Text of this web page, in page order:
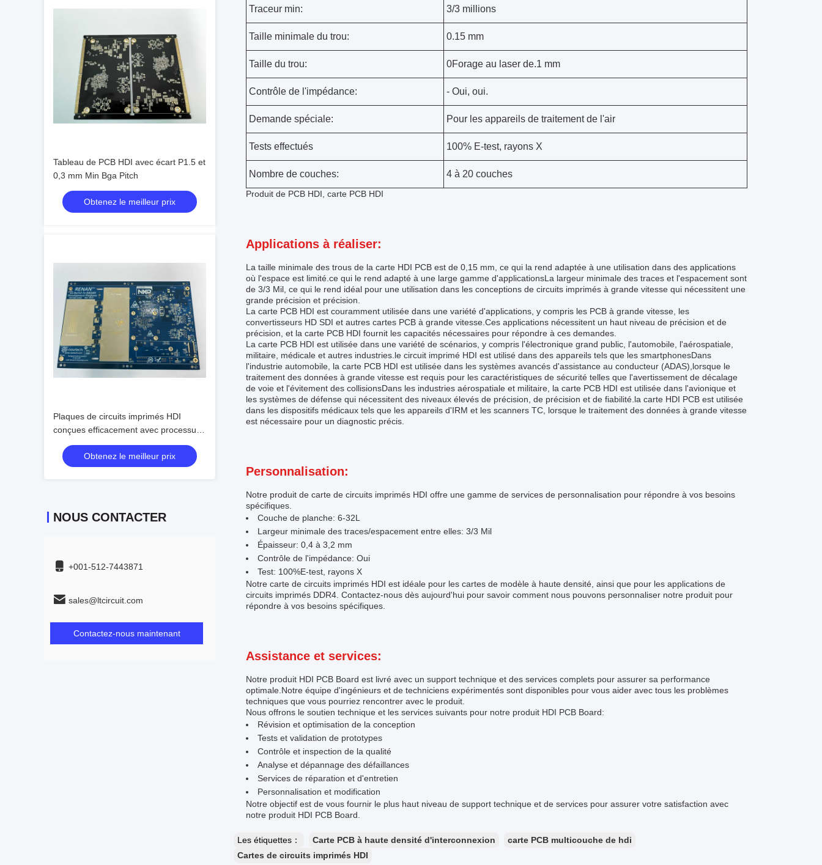
Tableau de PCB HDI avec écart P1.5 et
0,3 mm Min Bga Pitch
Obtenez le meilleur prix
Plaques de circuits imprimés HDI
conçues efficacement avec processus
d'immersion en or et espacement P1.5.
Obtenez le meilleur prix
NOUS CONTACTER
+001-512-7443871
sales@ltcircuit.com
Contactez-nous maintenant
Traceur min: 3/3 millions
Taille minimale du trou: 0.15 mm
Taille du trou: 0Forage au laser de.1 mm
Contrôle de l'impédance: - Oui, oui.
Demande spéciale: Pour les appareils de traitement de l'air
Tests effectués 100% E-test, rayons X
Nombre de couches: 4 à 20 couches
Produit de PCB HDI, carte PCB HDI
Applications à réaliser:
La taille minimale des trous de la carte HDI PCB est de 0,15 mm, ce qui la rend adaptée à une utilisation dans des applications
où l'espace est limité.ce qui le rend adapté à une large gamme d'applicationsLa largeur minimale des traces et l'espacement sont
de 3/3 Mil, ce qui le rend idéal pour une utilisation dans les conceptions de circuits imprimés à grande vitesse qui nécessitent une
grande précision et précision.
La carte PCB HDI est couramment utilisée dans une variété d'applications, y compris les PCB à grande vitesse, les
convertisseurs HD SDI et autres cartes PCB à grande vitesse.Ces applications nécessitent un haut niveau de précision et de
précision, et la carte PCB HDI fournit les capacités nécessaires pour répondre à ces demandes.
La carte PCB HDI est utilisée dans une variété de scénarios, y compris l'électronique grand public, l'automobile, l'aérospatiale,
militaire, médicale et autres industries.le circuit imprimé HDI est utilisé dans des appareils tels que les smartphonesDans
l'industrie automobile, la carte PCB HDI est utilisée dans les systèmes avancés d'assistance au conducteur (ADAS),lorsque le
traitement des données à grande vitesse est requis pour les caractéristiques de sécurité telles que l'avertissement de décalage
de voie et l'évitement des collisionsDans les industries aérospatiale et militaire, la carte PCB HDI est utilisée dans l'avionique et
les systèmes de défense qui nécessitent des niveaux élevés de précision, de précision et de fiabilité.la carte HDI PCB est utilisée
dans les dispositifs médicaux tels que les appareils d'IRM et les scanners TC, lorsque le traitement des données à grande vitesse
est nécessaire pour un diagnostic précis.
Personnalisation:
Notre produit de carte de circuits imprimés HDI offre une gamme de services de personnalisation pour répondre à vos besoins
spécifiques.
Couche de planche: 6-32L
Largeur minimale des traces/espacement entre elles: 3/3 Mil
Épaisseur: 0,4 à 3,2 mm
Contrôle de l'impédance: Oui
Test: 100%E-test, rayons X
Notre carte de circuits imprimés HDI est idéale pour les cartes de modèle à haute densité, ainsi que pour les applications de
circuits imprimés DDR4. Contactez-nous dès aujourd'hui pour savoir comment nous pouvons personnaliser notre produit pour
répondre à vos besoins spécifiques.
Assistance et services:
Notre produit HDI PCB Board est livré avec un support technique et des services complets pour assurer sa performance
optimale.Notre équipe d'ingénieurs et de techniciens expérimentés sont disponibles pour vous aider avec tous les problèmes
techniques que vous pourriez rencontrer avec le produit.
Nous offrons le soutien technique et les services suivants pour notre produit HDI PCB Board:
Révision et optimisation de la conception
Tests et validation de prototypes
Contrôle et inspection de la qualité
Analyse et dépannage des défaillances
Services de réparation et d'entretien
Personnalisation et modification
Notre objectif est de vous fournir le plus haut niveau de support technique et de services pour assurer votre satisfaction avec
notre produit HDI PCB Board.
Les étiquettes： Carte PCB à haute densité d'interconnexion
carte PCB multicouche de hdi
Cartes de circuits imprimés HDI